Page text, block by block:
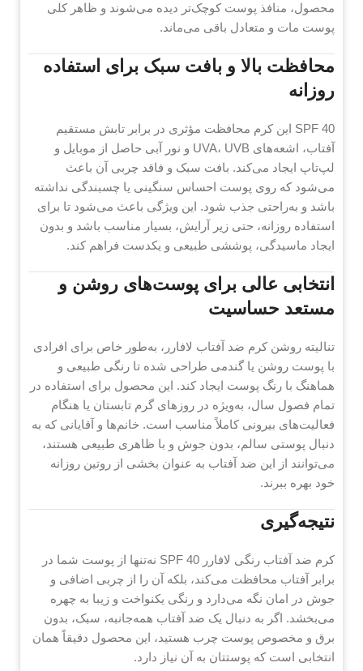
محصول، منافذ پوست کوچک‌تر دیده می‌شوند و ظاهر کلی
پوست مات و متعادل باقی می‌ماند.
محافظت بالا و بافت سبک برای استفاده
روزانه
SPF 40 این کرم محافظت مؤثری در برابر تابش مستقیم
آفتاب، اشعه‌های UVA، UVB و نور آبی حاصل از موبایل و
لپ‌تاپ ایجاد می‌کند. بافت سبک و فاقد چربی آن باعث
می‌شود که روی پوست احساس سنگینی یا چسبندگی نداشته
باشد و به‌راحتی جذب شود. این ویژگی باعث می‌شود تا برای
استفاده روزانه، حتی زیر آرایش، بسیار مناسب باشد و بدون
ایجاد ماسیدگی، پوششی طبیعی و یکدست فراهم کند.
انتخابی عالی برای پوست‌های روشن و
مستعد حساسیت
تنالیته روشن کرم ضد آفتاب لافارر، به‌طور خاص برای افرادی
با پوست روشن یا گندمی طراحی شده تا رنگی طبیعی و
هماهنگ با رنگ پوست ایجاد کند. این محصول برای استفاده در
تمام فصول سال، به‌ویژه در روزهای گرم تابستان یا هنگام
فعالیت‌های بیرونی کاملاً مناسب است. خانم‌ها و آقایانی که به
دنبال پوستی سالم، بدون جوش و با ظاهری طبیعی هستند،
می‌توانند از این ضد آفتاب به عنوان بخشی از روتین روزانه
خود بهره ببرند.
نتیجه‌گیری
کرم ضد آفتاب رنگی لافارر SPF 40 نه‌تنها از پوست شما در
برابر آفتاب محافظت می‌کند، بلکه آن را از چربی اضافی و
جوش در امان نگه می‌دارد و رنگی یکنواخت و زیبا به چهره
می‌بخشد. اگر به دنبال یک ضد آفتاب همه‌جانبه، سبک، بدون
برق و مخصوص پوست چرب هستید، این محصول دقیقاً همان
انتخابی است که پوستتان به آن نیاز دارد.